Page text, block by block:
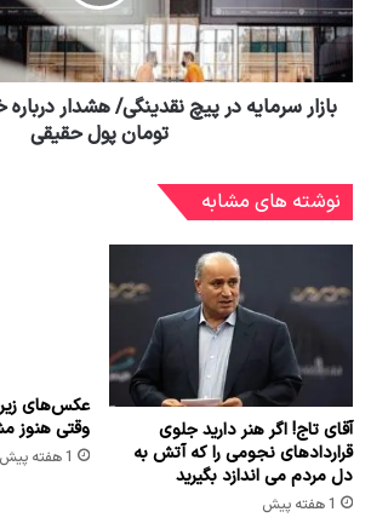
تومان پول حقیقی
نوشته های مشابه
آقای تاج! اگر هنر دارید جلوی
قراردادهای نجومی را که آتش به
دل مردم می اندازد بگیرید
1 هفته پیش
عکس‌های
وقتی هنوز
1 هفته پیش